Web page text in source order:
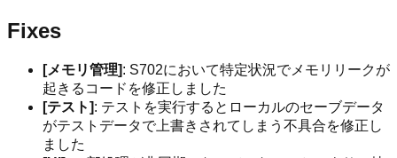
Fixes
[メモリ管理]: S702において特定状況でメモリリークが
起きるコードを修正しました
[テスト]: テストを実行するとローカルのセーブデータ
がテストデータで上書きされてしまう不具合を修正し
ました